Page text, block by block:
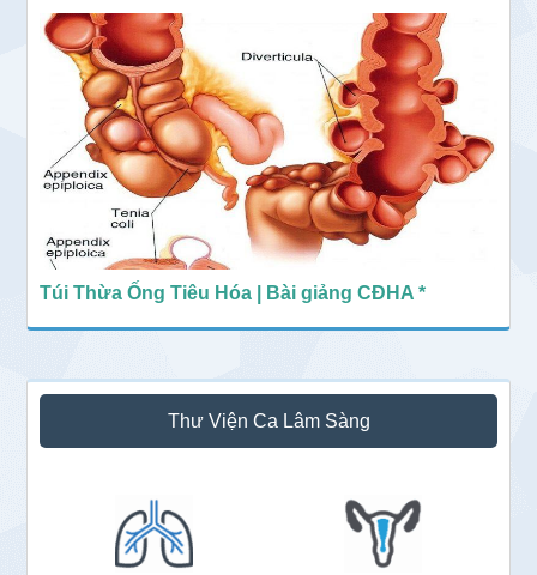
Túi Thừa Ống Tiêu Hóa | Bài giảng CĐHA *
Thư Viện Ca Lâm Sàng